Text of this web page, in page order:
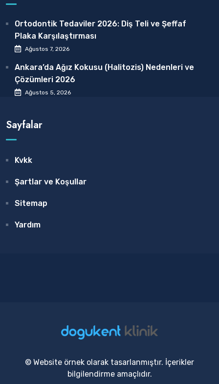
Ortodontik Tedaviler 2026: Diş Teli ve Şeffaf
Plaka Karşılaştırması
Ağustos 7, 2026
Ankara’da Ağız Kokusu (Halitozis) Nedenleri ve
Çözümleri 2026
Ağustos 5, 2026
Sayfalar
Kvkk
Şartlar ve Koşullar
Sitemap
Yardım
© Website örnek olarak tasarlanmıştır. İçerikler
bilgilendirme amaçlıdır.